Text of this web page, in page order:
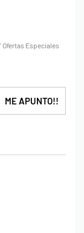
Especiales